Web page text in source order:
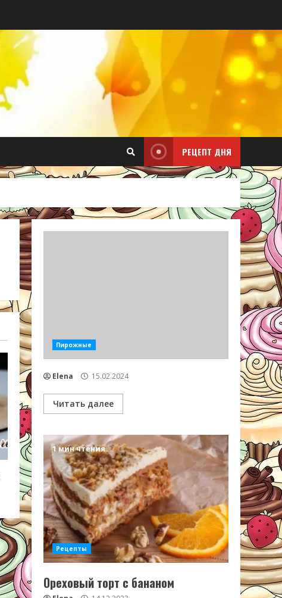
РЕЦЕПТ ДНЯ
Пирожные
Elena 15.02.2024
Читать далее
1 мин чтения
Рецепты
Ореховый торт с бананом